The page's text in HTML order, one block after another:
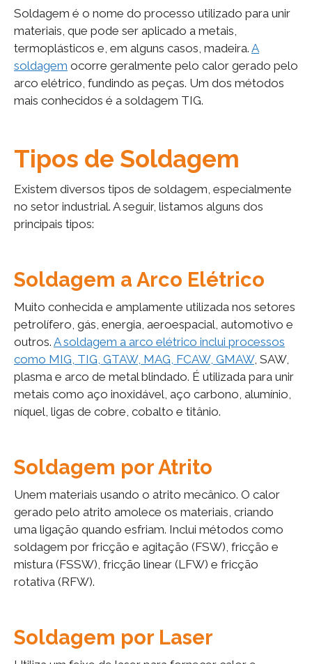
Soldagem é o nome do processo utilizado para unir
materiais, que pode ser aplicado a metais,
termoplásticos e, em alguns casos, madeira. A
soldagem ocorre geralmente pelo calor gerado pelo
arco elétrico, fundindo as peças. Um dos métodos
mais conhecidos é a soldagem TIG.
Tipos de Soldagem
Existem diversos tipos de soldagem, especialmente
no setor industrial. A seguir, listamos alguns dos
principais tipos:
Soldagem a Arco Elétrico
Muito conhecida e amplamente utilizada nos setores
petrolífero, gás, energia, aeroespacial, automotivo e
outros. A soldagem a arco elétrico inclui processos
como MIG, TIG, GTAW, MAG, FCAW, GMAW, SAW,
plasma e arco de metal blindado. É utilizada para unir
metais como aço inoxidável, aço carbono, alumínio,
níquel, ligas de cobre, cobalto e titânio.
Soldagem por Atrito
Unem materiais usando o atrito mecânico. O calor
gerado pelo atrito amolece os materiais, criando
uma ligação quando esfriam. Inclui métodos como
soldagem por fricção e agitação (FSW), fricção e
mistura (FSSW), fricção linear (LFW) e fricção
rotativa (RFW).
Soldagem por Laser